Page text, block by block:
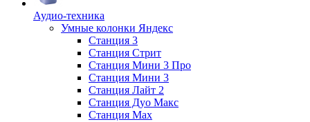
Аудио-техника
Умные колонки Яндекс
Станция 3
Станция Стрит
Станция Мини 3 Про
Станция Мини 3
Станция Лайт 2
Станция Дуо Макс
Станция Max